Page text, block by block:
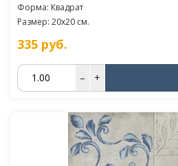
Форма: Квадрат
Размер: 20x20 см.
335 руб.
– +